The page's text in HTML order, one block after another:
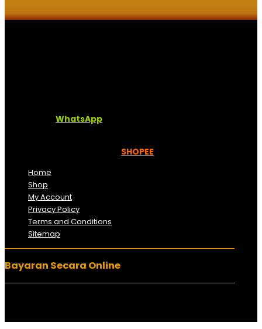
WhatsApp
SHOPEE
Home
Shop
My Account
Privacy Policy
Terms and Conditions
Sitemap
Bayaran Secara Online